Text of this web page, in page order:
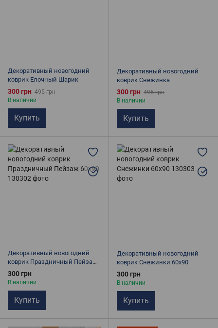
Декоративный новогодний
коврик Елочный Шарик
300 грн 495 грн
В наличии
Купить
Декоративный новогодний
коврик Снежинка
300 грн 495 грн
В наличии
Купить
Декоративный новогодний
коврик Праздничный Пейзаж
60х90
300 грн
В наличии
Купить
Декоративный новогодний
коврик Снежинки 60х90
300 грн
В наличии
Купить